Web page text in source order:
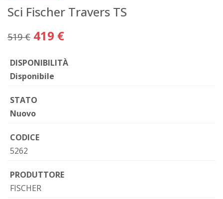
Sci Fischer Travers TS
519 € 419 €
DISPONIBILITÀ
Disponibile
STATO
Nuovo
CODICE
5262
PRODUTTORE
FISCHER